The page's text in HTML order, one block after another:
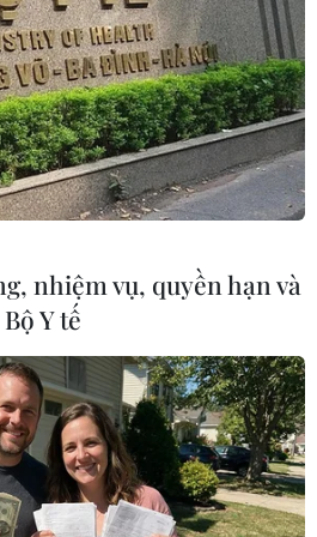
Vận tải, kế hoạch ban đầu,
thể mở một số đường bay,
cần rà soát và làm việc lại
án cuối cùng.
nhiệm vụ, quyền hạn và
Y tế